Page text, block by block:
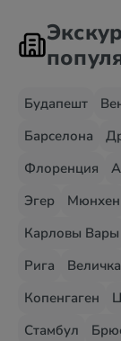
Будапешт
Барселона
Флоренция
Эгер
Мюнхен
Карловы Вары
Рига
Величка
Копенгаген
Стамбул